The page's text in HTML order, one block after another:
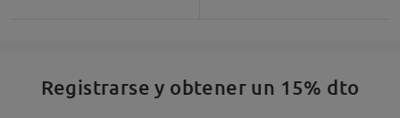
Registrarse y obtener un 15% dto